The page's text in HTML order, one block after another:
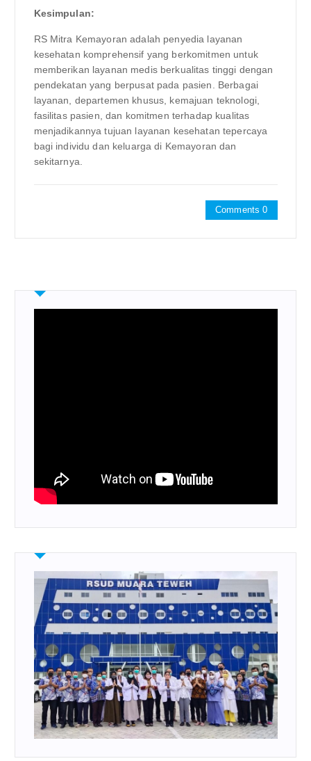
Kesimpulan:
RS Mitra Kemayoran adalah penyedia layanan
kesehatan komprehensif yang berkomitmen untuk
memberikan layanan medis berkualitas tinggi dengan
pendekatan yang berpusat pada pasien. Berbagai
layanan, departemen khusus, kemajuan teknologi,
fasilitas pasien, dan komitmen terhadap kualitas
menjadikannya tujuan layanan kesehatan tepercaya
bagi individu dan keluarga di Kemayoran dan
sekitarnya.
Comments 0